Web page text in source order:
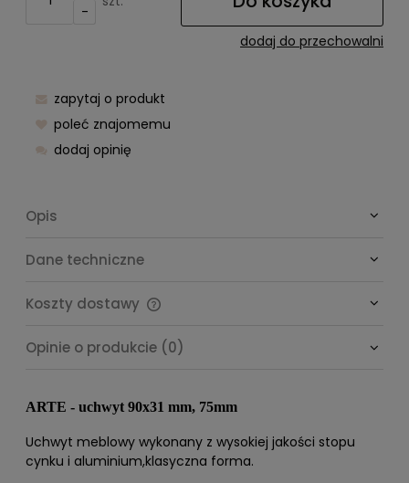
-
dodaj do przechowalni
zapytaj o produkt
poleć znajomemu
dodaj opinię
Opis
Dane techniczne
Koszty dostawy
Opinie o produkcie (0)
ARTE - uchwyt 90x31 mm, 75mm
Uchwyt meblowy wykonany z wysokiej jakości stopu
cynku i aluminium,klasyczna forma.